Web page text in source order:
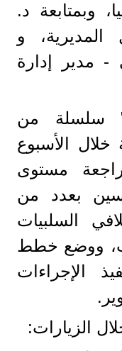
وبمتابعة د.
و
مدير إدارة
سلسلة من
خلال الأسبوع
مستوى
بعدد من
السلبيات
ووضع خطط
الإجراءات
الزيارات: